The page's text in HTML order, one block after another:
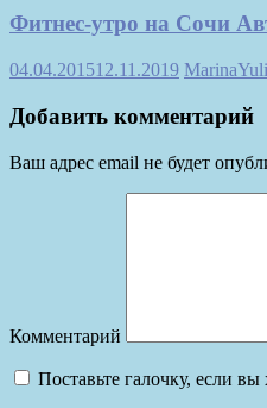
Фитнес-утро на Сочи
04.04.201512.11.2019
Добавить комментарий
Ваш адрес email не будет
Комментарий
Поставьте галочку, если